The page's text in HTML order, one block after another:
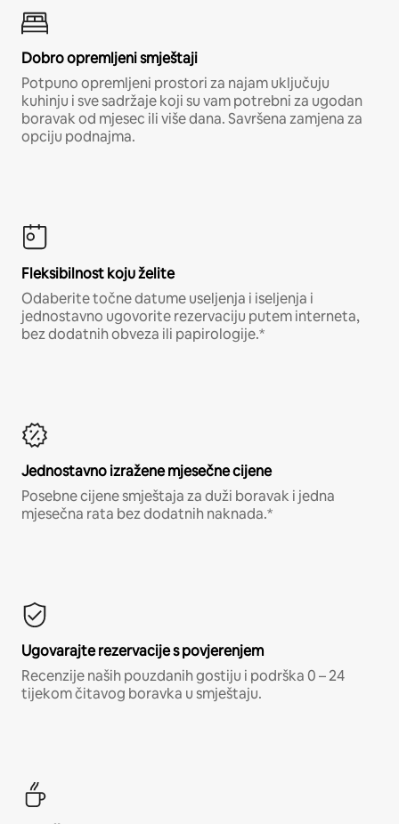
Dobro opremljeni smještaji
Potpuno opremljeni prostori za najam uključuju
kuhinju i sve sadržaje koji su vam potrebni za ugodan
boravak od mjesec ili više dana. Savršena zamjena za
opciju podnajma.
Fleksibilnost koju želite
Odaberite točne datume useljenja i iseljenja i
jednostavno ugovorite rezervaciju putem interneta,
bez dodatnih obveza ili papirologije.*
Jednostavno izražene mjesečne cijene
Posebne cijene smještaja za duži boravak i jedna
mjesečna rata bez dodatnih naknada.*
Ugovarajte rezervacije s povjerenjem
Recenzije naših pouzdanih gostiju i podrška 0 – 24
tijekom čitavog boravka u smještaju.